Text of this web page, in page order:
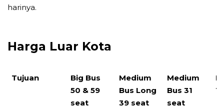
harinya.
Harga Luar Kota
Tujuan
Big Bus
50 & 59
seat
Medium
Bus Long
39 seat
Medium
Bus 31
seat